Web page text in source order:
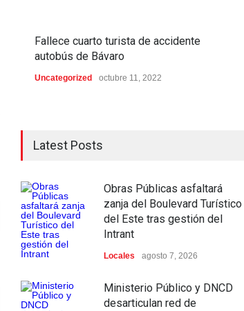
Fallece cuarto turista de accidente
autobús de Bávaro
Uncategorized octubre 11, 2022
Latest Posts
Obras Públicas asfaltará
zanja del Boulevard Turístico
del Este tras gestión del
Intrant
Locales agosto 7, 2026
Ministerio Público y DNCD
desarticulan red de